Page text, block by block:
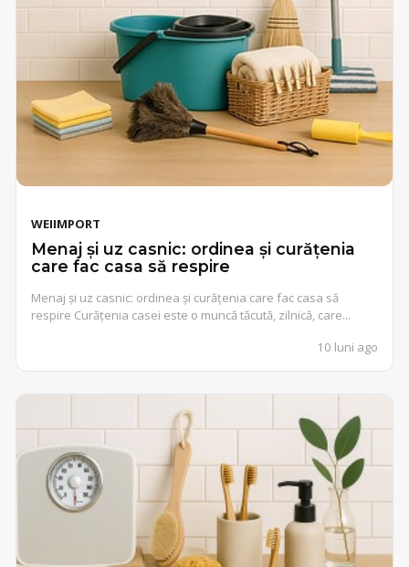
WEIIMPORT
Menaj și uz casnic: ordinea și curățenia
care fac casa să respire
Menaj și uz casnic: ordinea și curățenia care fac casa să
respire Curățenia casei este o muncă tăcută, zilnică, care...
10 luni ago